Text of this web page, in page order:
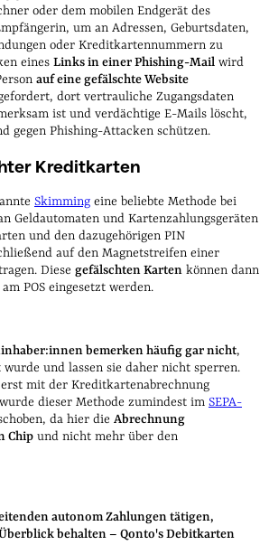
oder dem mobilen Endgerät des
um an Adressen, Geburtsdaten,
oder Kreditkartennummern zu
eines Links in einer Phishing-Mail wird
auf eine gefälschte Website
dort vertrauliche Zugangsdaten
ist und verdächtige E-Mails löscht,
gegen Phishing-Attacken schützen.
Kreditkarten
Skimming eine beliebte Methode bei
Geldautomaten und Kartenzahlungsgeräten
und den dazugehörigen PIN
auf den Magnetstreifen einer
Diese gefälschten Karten können dann
POS eingesetzt werden.
bemerken häufig gar nicht,
und lassen sie daher nicht sperren.
mit der Kreditkartenabrechnung
dieser Methode zumindest im SEPA-
da hier die Abrechnung
Chip und nicht mehr über den
autonom Zahlungen tätigen,
behalten – Qonto's Debitkarten